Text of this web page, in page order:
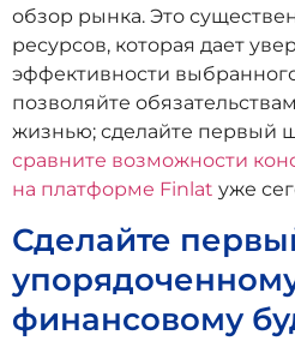
обзор рынка. Это
ресурсов, которая дает
эффективности
позволяйте
жизнью; сделайте первый
сравните возможности
на платформе Finlat уже
Сделайте
финансовому